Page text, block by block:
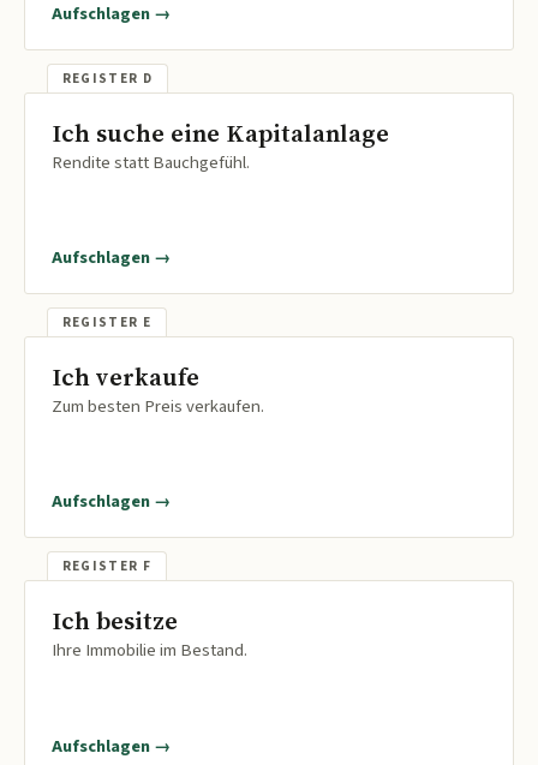
Aufschlagen →
Ich suche eine Kapitalanlage
Rendite statt Bauchgefühl.
Aufschlagen →
Ich verkaufe
Zum besten Preis verkaufen.
Aufschlagen →
Ich besitze
Ihre Immobilie im Bestand.
Aufschlagen →